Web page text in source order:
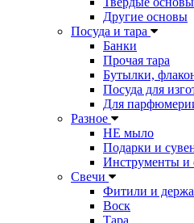
Другие основы
Посуда и тара
Банки
Прочая тара
Бутылки,
Посуда для
Для
Разное
НЕ мыло
Подарки и
Инструменты и
Свечи
Фитили и
Воск
Тара